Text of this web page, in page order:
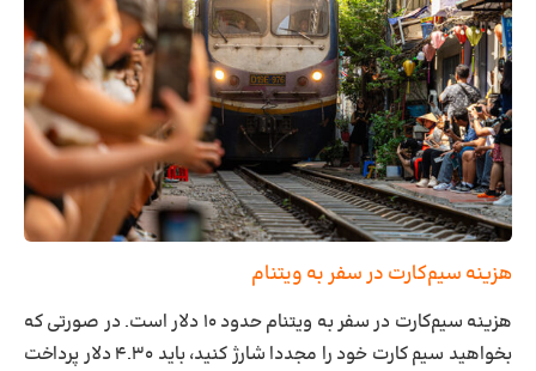
هزینه سیم‌کارت در سفر به ویتنام
هزینه سیم‌کارت در سفر به ویتنام حدود ۱۰ دلار است. در صورتی که
بخواهید سیم کارت خود را مجددا شارژ کنید، باید ۴.۳۰ دلار پرداخت